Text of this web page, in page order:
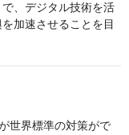
、デジタル技術を活
加速させることを目
世界標準の対策がで